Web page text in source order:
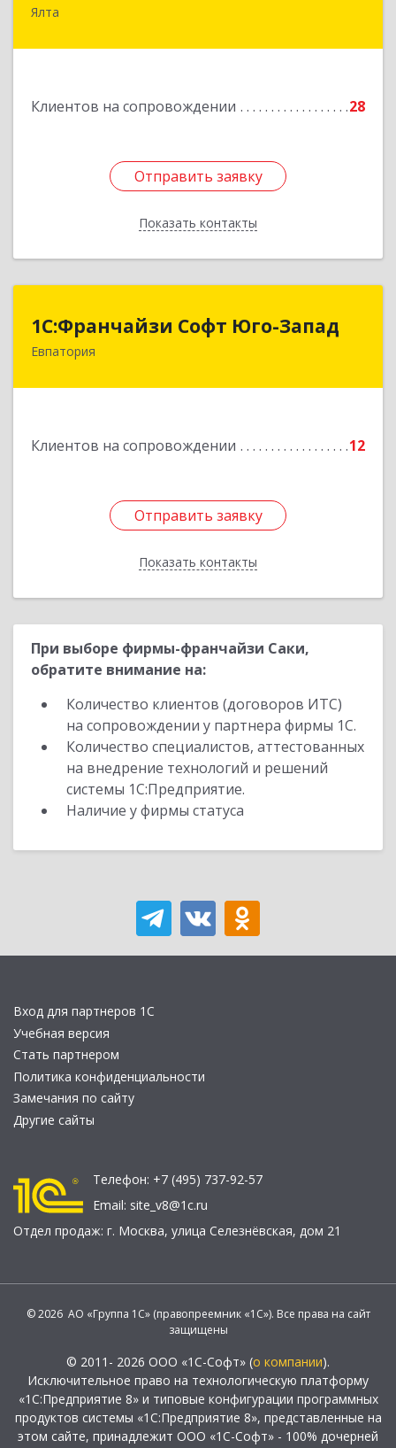
Ялта
Клиентов на сопровождении 28
Отправить заявку
Показать контакты
298600, Крым Респ, Ялта г, Васильева ул, дом №
Отправить заявку
Назад
1С:Франчайзи Софт Юго-Запад
Евпатория
Клиентов на сопровождении 12
Отправить заявку
Показать контакты
1С:Франчайзи Софт Юго-Запад
297407, Крым Респ, Евпатория г, Победы пр-кт,
Отправить заявку
Назад
При выборе фирмы-франчайзи Саки,
обратите внимание на:
Количество клиентов (договоров ИТС)
на сопровождении у партнера фирмы 1С.
Количество специалистов, аттестованных
на внедрение технологий и решений
системы 1С:Предприятие.
Наличие у фирмы статуса
Вход для партнеров 1С
Учебная версия
Стать партнером
Политика конфиденциальности
Замечания по сайту
Другие сайты
Телефон: +7 (495) 737-92-57
Email: site_v8@1c.ru
Отдел продаж: г. Москва, улица Селезнёвская, дом 21
© 2026 АО «Группа 1С» (правопреемник «1С»). Все права на сайт
защищены
© 2011- 2026 ООО «1С-Софт» (о компании).
Исключительное право на технологическую платформу
«1С:Предприятие 8» и типовые конфигурации программных
продуктов системы «1С:Предприятие 8», представленные на
этом сайте, принадлежит ООО «1С-Софт» - 100% дочерней